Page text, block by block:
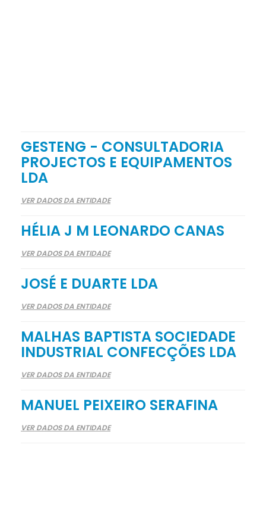
GESTENG - CONSULTADORIA
PROJECTOS E EQUIPAMENTOS
LDA
VER DADOS DA ENTIDADE
HÉLIA J M LEONARDO CANAS
VER DADOS DA ENTIDADE
JOSÉ E DUARTE LDA
VER DADOS DA ENTIDADE
MALHAS BAPTISTA SOCIEDADE
INDUSTRIAL CONFECÇÕES LDA
VER DADOS DA ENTIDADE
MANUEL PEIXEIRO SERAFINA
VER DADOS DA ENTIDADE